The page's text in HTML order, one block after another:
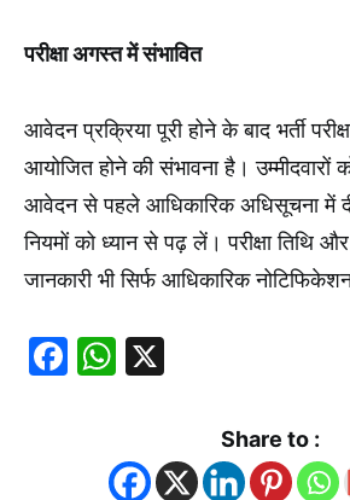
परीक्षा अगस्त में संभावित
आवेदन प्रक्रिया पूरी होने के बाद भर्ती
आयोजित होने की संभावना है। उम्मीदवारों
आवेदन से पहले आधिकारिक अधिसूचना में
नियमों को ध्यान से पढ़ लें। परीक्षा तिथि
जानकारी भी सिर्फ आधिकारिक
Facebook
WhatsApp
Share to :